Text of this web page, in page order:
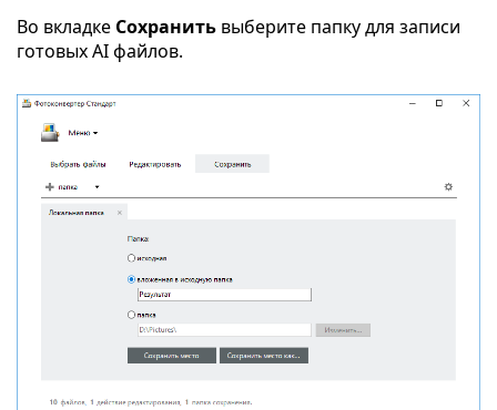
Во вкладке Сохранить выберите папку для записи
готовых AI файлов.